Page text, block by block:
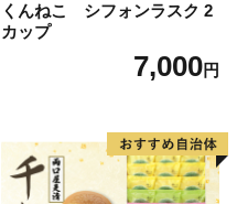
くんねこ シフォンラスク 2
カップ
7,000円